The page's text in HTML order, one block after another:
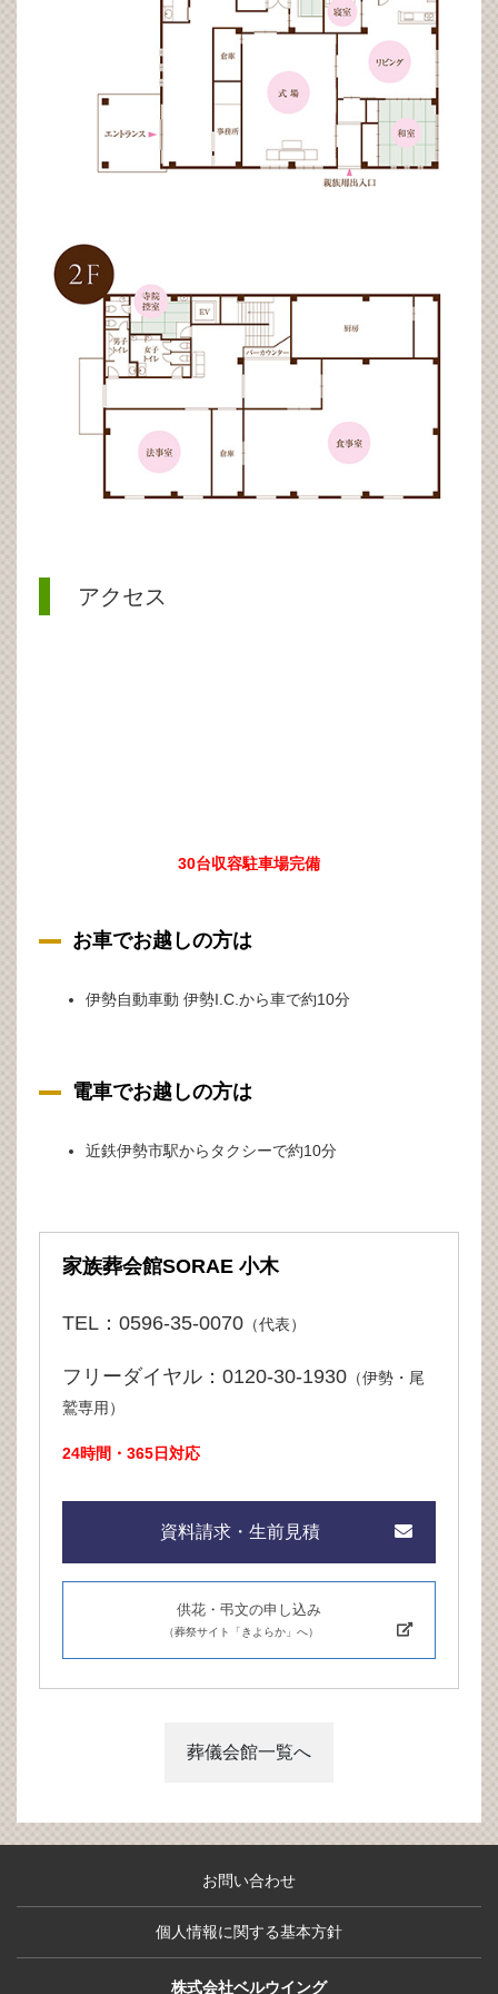
アクセス
30台収容駐車場完備
お車でお越しの方は
伊勢自動車動 伊勢I.C.から車で約10分
電車でお越しの方は
近鉄伊勢市駅からタクシーで約10分
家族葬会館SORAE 小木
TEL：0596-35-0070 （代表）
フリーダイヤル：0120-30-1930 （伊勢・尾
鷲専用）
24時間・365日対応
資料請求・生前見積
供花・弔文の申し込み
（葬祭サイト「きよらか」へ）
葬儀会館一覧へ
お問い合わせ
個人情報に関する基本方針
株式会社ベルウイング